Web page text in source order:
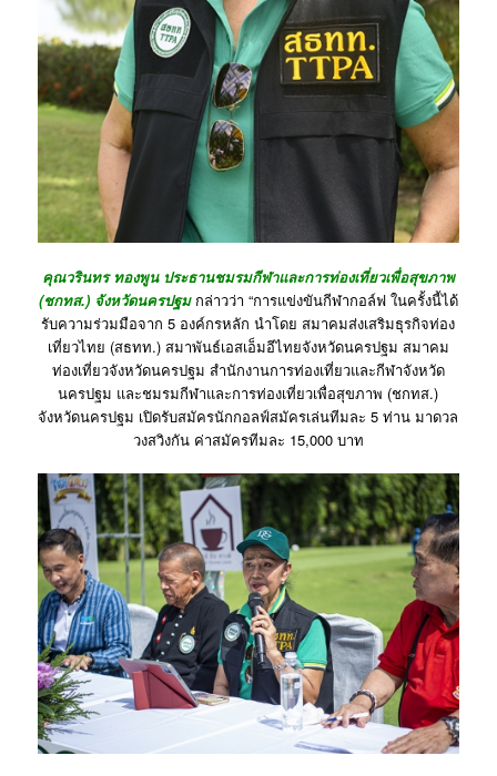
คุณวรินทร ทองพูน ประธานชมรมกีฬาและการท่องเที่ยวเพื่อสุขภาพ
(ชกทส.) จังหวัดนครปฐม กล่าวว่า “การแข่งขันกีฬากอล์ฟ ในครั้งนี้ได้
รับความร่วมมือจาก 5 องค์กรหลัก นำโดย สมาคมส่งเสริมธุรกิจท่อง
เที่ยวไทย (สธทท.) สมาพันธ์เอสเอ็มอีไทยจังหวัดนครปฐม สมาคม
ท่องเที่ยวจังหวัดนครปฐม สำนักงานการท่องเที่ยวและกีฬาจังหวัด
นครปฐม และชมรมกีฬาและการท่องเที่ยวเพื่อสุขภาพ (ชกทส.)
จังหวัดนครปฐม เปิดรับสมัครนักกอลฟ์สมัครเล่นทีมละ 5 ท่าน มาดวล
วงสวิงกัน ค่าสมัครทีมละ 15,000 บาท